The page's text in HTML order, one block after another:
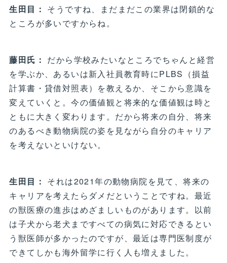
生田目： そうですね、まだまだこの業界は閉鎖的な
ところが多いですからね。
藤田氏： だから学校みたいなところでちゃんと経営
を学ぶか、あるいは新入社員教育時にPLBS（損益
計算書・貸借対照表）を教えるか、そこから意識を
変えていくと。今の価値観と将来的な価値観は時と
ともに大きく変わります。だから将来の自分、将来
のあるべき動物病院の姿を見ながら自分のキャリア
を考えないといけない。
生田目： それは2021年の動物病院を見て、将来の
キャリアを考えたらダメだということですね。最近
の獣医療の進歩はめざましいものがあります。以前
は子犬から老犬まですべての病気に対応できるとい
う獣医師が多かったのですが、最近は専門医制度が
できてしかも海外留学に行く人も増えました。